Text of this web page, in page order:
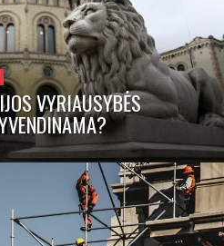
VYRIAUSYBĖS